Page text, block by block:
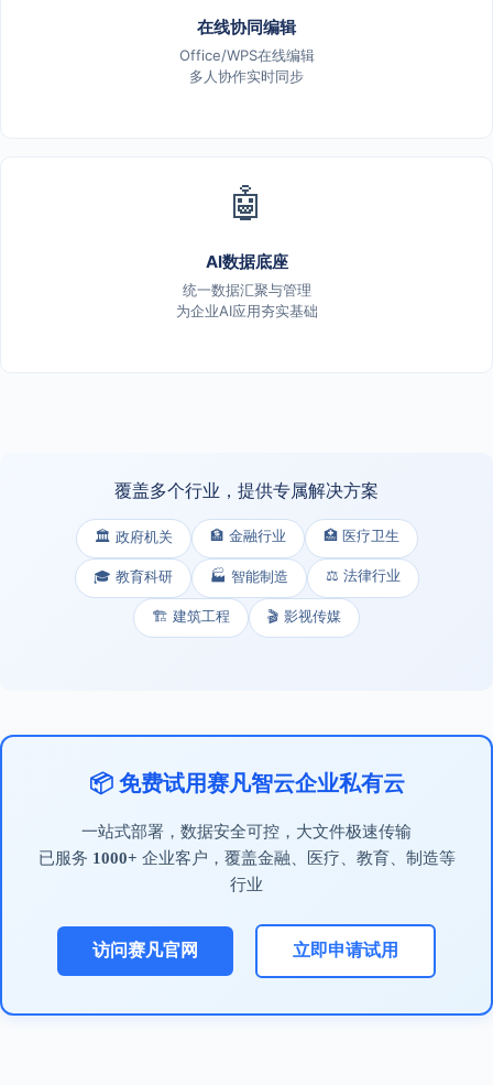
在线协同编辑
Office/WPS在线编辑
多人协作实时同步
🤖
AI数据底座
统一数据汇聚与管理
为企业AI应用夯实基础
覆盖多个行业，提供专属解决方案
🏛️ 政府机关 🏦 金融行业 🏥 医疗卫生
🎓 教育科研 🏭 智能制造 ⚖️ 法律行业
🏗️ 建筑工程 🎬 影视传媒
📦 免费试用赛凡智云企业私有云
一站式部署，数据安全可控，大文件极速传输
已服务 1000+ 企业客户，覆盖金融、医疗、教育、制造等
行业
访问赛凡官网 立即申请试用